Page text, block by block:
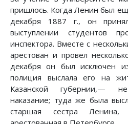
пришлось. Когда Ленин был
декабря 1887 г., он
выступлении студентов
инспектора. Вместе с
арестован и провел
декабря он был исключен
полиция выслала его на
Казанской губернии,—
наказание; туда же была
старшая сестра